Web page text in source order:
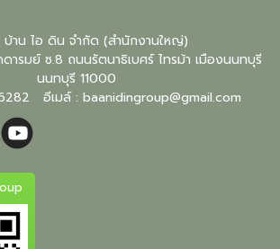
าน ไอ ดิน จำกัด (สำนักงานใหญ่)
ารมย์ ซ.8 ถนนรัตนาธิเบศร์ ไทรม้า เมืองนนทบุรี
นนทบุรี 11000
อีเมล์ : baanidingroup@gmail.com